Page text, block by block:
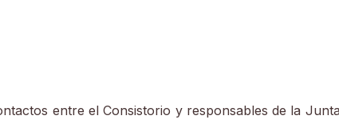
entre el Consistorio y responsables de la